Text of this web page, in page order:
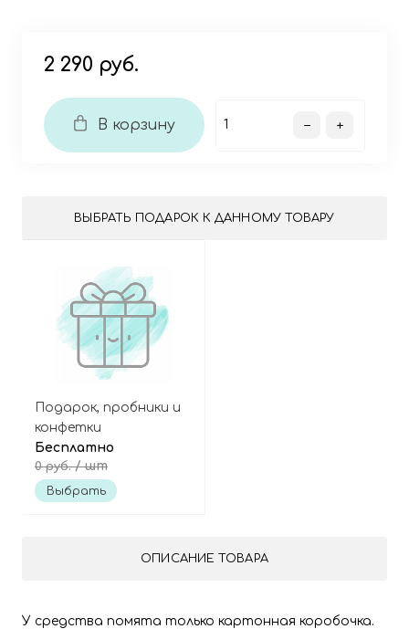
2 290 руб.
В корзину
ВЫБРАТЬ ПОДАРОК К ДАННОМУ ТОВАРУ
Подарок, пробники и
конфетки
Бесплатно
0 руб./ шт
Выбрать
ОПИСАНИЕ ТОВАРА
У средства помята только картонная коробочка.